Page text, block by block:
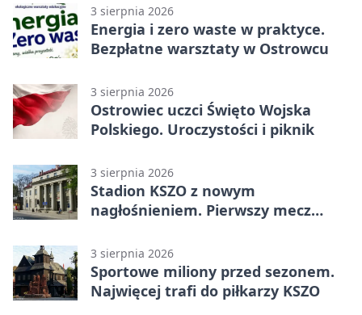
3 sierpnia 2026
Energia i zero waste w praktyce.
Bezpłatne warsztaty w Ostrowcu
3 sierpnia 2026
Ostrowiec uczci Święto Wojska
Polskiego. Uroczystości i piknik
3 sierpnia 2026
Stadion KSZO z nowym
nagłośnieniem. Pierwszy mecz
3 sierpnia 2026
Sportowe miliony przed sezonem.
Najwięcej trafi do piłkarzy KSZO